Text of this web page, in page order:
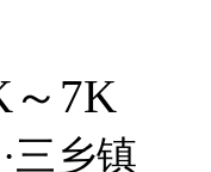
住房补贴
～7K
·三乡镇